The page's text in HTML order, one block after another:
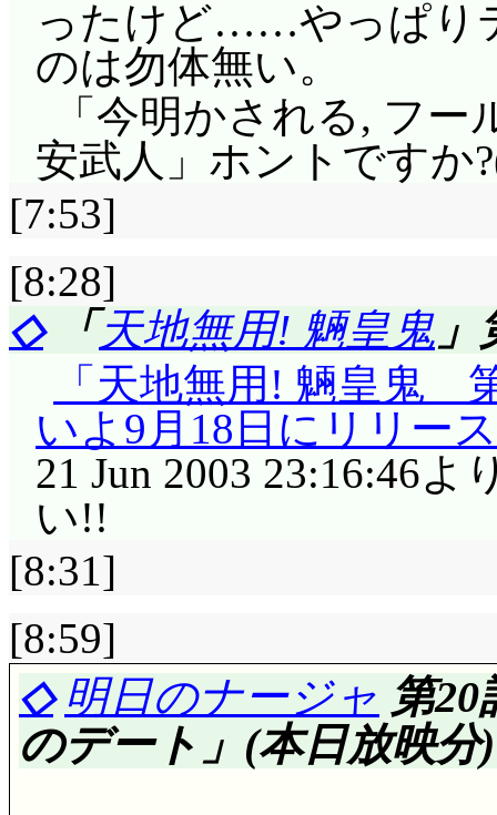
ュ)」第2話の天地を
ら, ストレートに話し
手するとアンナにも
母親へ電話。バッカ
壊れ方が障子みたい
ジャック・バロン最
今回一緒に観劇する
ラクタ男爵「ジャン
た。……でも母音の発
ん, やっぱり芸名だっ
経歴が笑い物になる
す。でも今回それ以
あれはアンナに対し
あー, 綺麗に治まった
あ。新生ジャック・
す……再登場ある?
うでは……プロデュー
ーリを前にして穏や
めて見せる顔ですね
いや僕も, カレイドス
無茶はしない」これ
後の台詞はレイラの
みたいな感じがして
ラ自身も含めてテス
散させようと考えて
っちが失敗しても代
あ, ミニアルバムプ
買っちゃったよ
フールが原因で悪夢
と他の場所で寝れば(
ような状況では, 火あ
うべきで……悪かった
綱渡りの練習を始め
しい(^^;;;
ゆくゆくはハルナが
いつになるんですか?
な結婚は……」機族と
そも機族に繁殖能力
し, 第一戸籍ありませ
るからなんとかでき
台詞が出るってこと
した上で一緒になる
消されてないんでした
「SFだったらさ, 種
くあるけど」SFに限
方向性はSFに偏って
いよ, 絶対大丈夫だよ
なものですね。成恵
きるのは成恵自身が
現は止めろ)。和人が
ったけど……やっぱり
のは勿体無い。
「今明かされる, フ
安武人」ホントですか
[7:53]
[8:28]
◇「 天地無用! 魎皇鬼
「天地無用! 魎皇鬼
いよ9月18日にリリー
21 Jun 2003 23:16:46
い!!
[8:31]
[8:59]
◇ 明日のナージャ 第
のデート」(本日放映分)